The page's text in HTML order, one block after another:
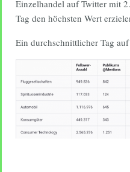
Einzelhandel auf Twitter mit
Tag den höchsten Wert
Ein durchschnittlicher Tag